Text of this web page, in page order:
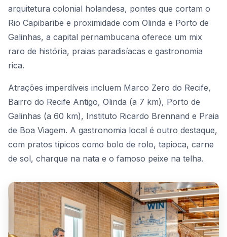
arquitetura colonial holandesa, pontes que cortam o
Rio Capibaribe e proximidade com Olinda e Porto de
Galinhas, a capital pernambucana oferece um mix
raro de história, praias paradisíacas e gastronomia
rica.
Atrações imperdíveis incluem Marco Zero do Recife,
Bairro do Recife Antigo, Olinda (a 7 km), Porto de
Galinhas (a 60 km), Instituto Ricardo Brennand e Praia
de Boa Viagem. A gastronomia local é outro destaque,
com pratos típicos como bolo de rolo, tapioca, carne
de sol, charque na nata e o famoso peixe na telha.